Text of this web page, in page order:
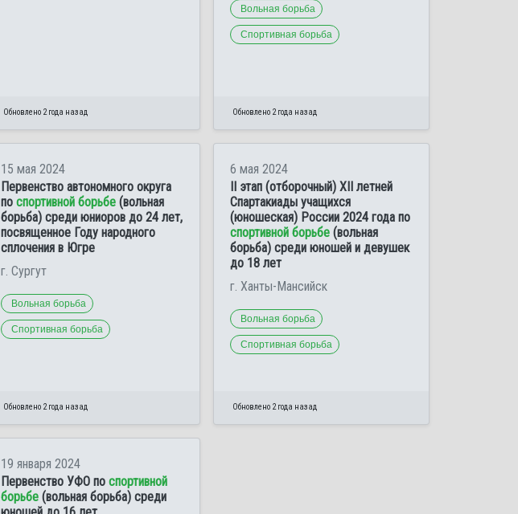
Обновлено 2 года назад
Вольная борьба
Спортивная борьба
Обновлено 2 года назад
15 мая 2024
Первенство автономного округа
по спортивной борьбе (вольная
борьба) среди юниоров до 24 лет,
посвященное Году народного
сплочения в Югре
г. Сургут
Вольная борьба
Спортивная борьба
Обновлено 2 года назад
6 мая 2024
II этап (отборочный) XII летней
Спартакиады учащихся
(юношеская) России 2024 года по
спортивной борьбе (вольная
борьба) среди юношей и девушек
до 18 лет
г. Ханты-Мансийск
Вольная борьба
Спортивная борьба
Обновлено 2 года назад
19 января 2024
Первенство УФО по спортивной
борьбе (вольная борьба) среди